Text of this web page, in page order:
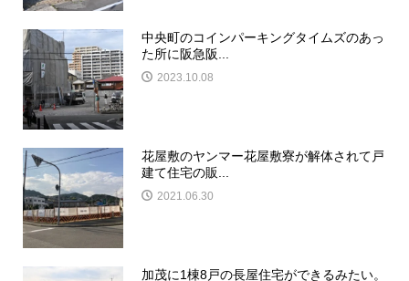
中央町のコインパーキングタイムズのあっ
た所に阪急阪...
2023.10.08
花屋敷のヤンマー花屋敷寮が解体されて戸
建て住宅の販...
2021.06.30
加茂に1棟8戸の長屋住宅ができるみたい。